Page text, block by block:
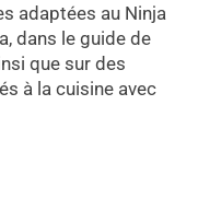
adaptées au Ninja
dans le guide de
que sur des
à la cuisine avec